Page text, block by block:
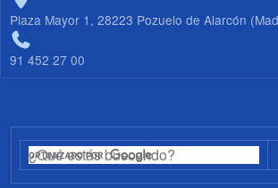
Plaza Mayor 1, 28223 Pozuelo de Alarcón
91 452 27 00